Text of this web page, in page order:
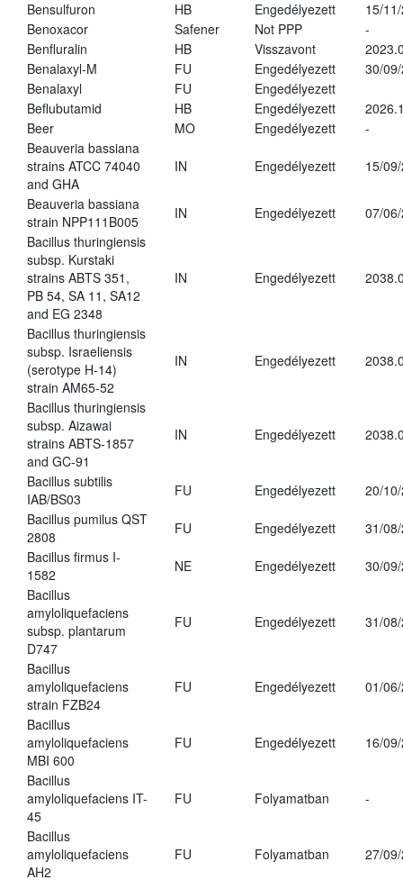
Bensulfuron
HB Engedélyezett
15/
Benoxacor
Safener Not PPP
-
Benfluralin
HB Visszavont
Benalaxyl-M
FU Engedélyezett
30/
Benalaxyl
FU
Engedélyezett
Beflubutamid
HB Engedélyezett
Beer
MO Engedélyezett
-
Beauveria bassiana
strains ATCC 74040
and GHA
IN Engedélyezett 15/
Beauveria bassiana
strain NPP111B005
IN Engedélyezett
07/
Bacillus thuringiensis
subsp. Kurstaki
strains ABTS 351,
PB 54, SA 11, SA12
and EG 2348
IN Engedélyezett
Bacillus thuringiensis
subsp. Israeliensis
(serotype H-14)
strain AM65-52
IN Engedélyezett
Bacillus thuringiensis
subsp. Aizawai
strains ABTS-1857
and GC-91
IN Engedélyezett
Bacillus subtilis
IAB/BS03
FU Engedélyezett
20/
Bacillus pumilus QST
2808
FU Engedélyezett
31/
Bacillus firmus I-
1582
NE Engedélyezett
30/
Bacillus
amyloliquefaciens
subsp. plantarum
D747
FU Engedélyezett 31/
Bacillus
amyloliquefaciens
strain FZB24
FU Engedélyezett 01/
Bacillus
amyloliquefaciens
MBI 600
FU Engedélyezett 16/
Bacillus
amyloliquefaciens IT-
45
FU Folyamatban -
Bacillus
amyloliquefaciens
AH2
FU Folyamatban 27/